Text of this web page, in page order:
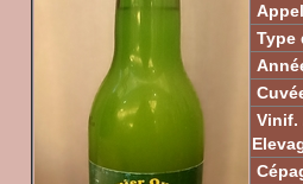
Type
Vinif.